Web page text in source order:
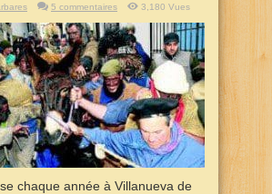
5 commentaires 3,180 Vues
chaque année à Villanueva de